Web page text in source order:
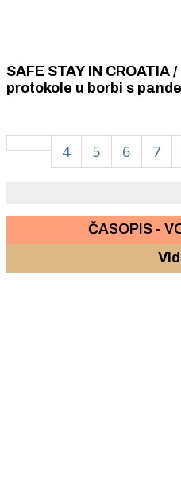
SAFE STAY IN
protokole u borbi s pandemijom
4 5 6 7
ČASOPIS -